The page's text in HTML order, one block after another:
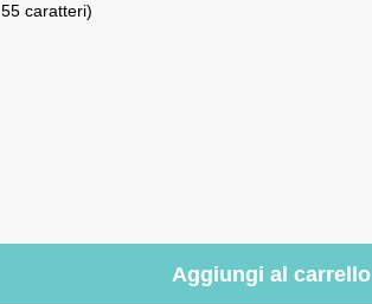
55 caratteri)
Aggiungi al carrello